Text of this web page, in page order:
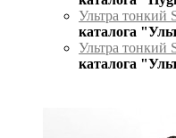
Ультра тонкий
каталога
Ультра тонкий
каталога